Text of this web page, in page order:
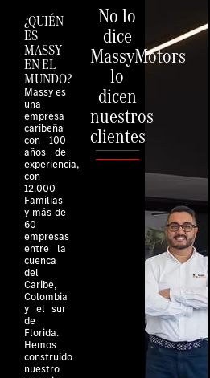
¿QUIÉN
ES
MASSY
EN EL
MUNDO?
Massy es
una
empresa
caribeña
con 100
años de
experiencia,
con
12.000
Familias
y más de
60
empresas
entre la
cuenca
del
Caribe,
Colombia
y el sur
de
Florida.
Hemos
construido
nuestro
No lo
dice
MassyMotors
lo
dicen
nuestros
clientes